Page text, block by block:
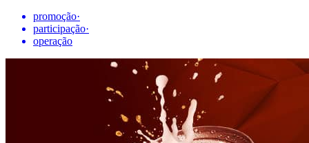
promoção·
participação·
operação